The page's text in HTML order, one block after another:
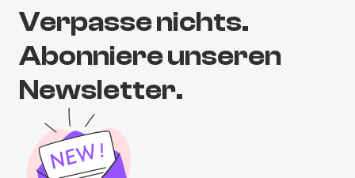
Verpasse nichts.
Abonniere unseren
Newsletter.